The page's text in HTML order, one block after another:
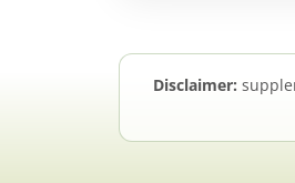
Disclaimer: